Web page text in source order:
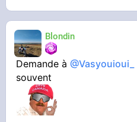
Blondin
Demande à@Vasyouioui_
souvent